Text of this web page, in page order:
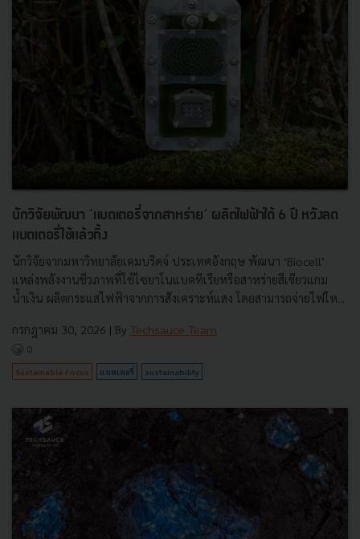
นักวิจัยพัฒนา ‘แบตเตอรี่จากสาหร่าย’ ผลิตไฟฟ้าได้ 6 ปี หวังลด
แบตเตอรี่ใช้แล้วทิ้ง
นักวิจัยจากมหาวิทยาลัยเคมบริดจ์ ประเทศอังกฤษ พัฒนา ‘Biocell’
แหล่งพลังงานชีวภาพที่ใช้ไซยาโนแบคทีเรียหรือสาหร่ายสีเขียวแกม
น้ำเงิน ผลิตกระแสไฟฟ้าจากการสังเคราะห์แสง โดยสามารถจ่ายไฟให...
กรกฎาคม 30, 2026 | By Techsauce Team
0
Sustainable Focus แบตเตอรี่ sustainability